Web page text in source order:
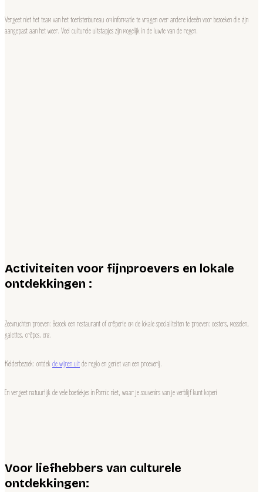
Vergeet niet het team van het toeristenbureau om informatie te vragen over andere ideeën voor bezoeken die zijn
aangepast aan het weer. Veel culturele uitstapjes zijn mogelijk in de luwte van de regen.
Activiteiten voor fijnproevers en lokale
ontdekkingen :
Zeevruchten proeven: Bezoek een restaurant of crêperie om de lokale specialiteiten te proeven: oesters, mosselen,
galettes, crêpes, enz.
Kelderbezoek: ontdekde wijnen uitde regio en geniet van een proeverij.
En vergeet natuurlijk de vele boetiekjes in Pornic niet, waar je souvenirs van je verblijf kunt kopen!
Voor liefhebbers van culturele
ontdekkingen: